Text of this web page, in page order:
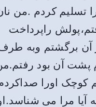
تسلیم کردم .من
راپرداخت
آن برگشتم وبه
پشت آن بود
کوچک اورا
آیا مرا می